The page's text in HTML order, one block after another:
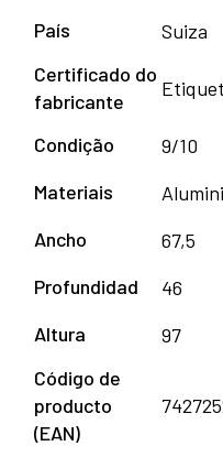
País
Suiza
Certificado do
fabricante
Condição
9/10
Materiais
Ancho
67,5
Profundidad
46
Altura
97
Código de
producto
(EAN)